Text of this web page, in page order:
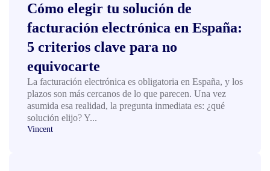
Cómo elegir tu solución de
facturación electrónica en España:
5 criterios clave para no
equivocarte
La facturación electrónica es obligatoria en España, y los
plazos son más cercanos de lo que parecen. Una vez
asumida esa realidad, la pregunta inmediata es: ¿qué
solución elijo? Y...
Vincent